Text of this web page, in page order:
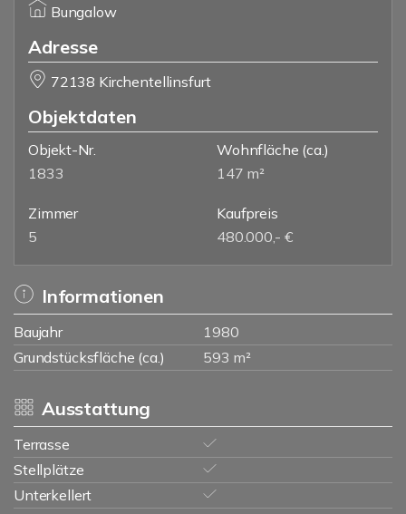
Bungalow
Adresse
72138 Kirchentellinsfurt
Objektdaten
Objekt-Nr.
1833
Wohnfläche (ca.)
147 m²
Zimmer
5
Kaufpreis
480.000,- €
Informationen
Baujahr
1980
Grundstücksfläche (ca.)
593 m²
Ausstattung
Terrasse
Stellplätze
Unterkellert